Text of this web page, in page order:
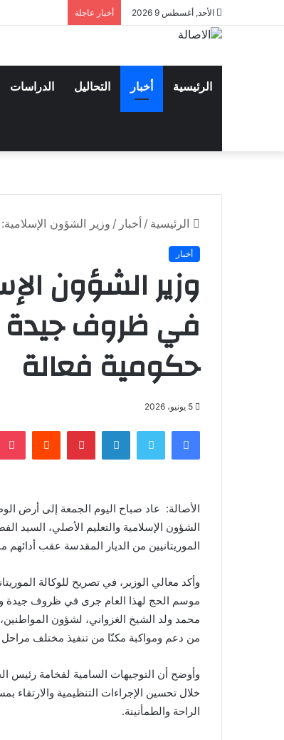
الأحد, أغسطس 9 2026 أخبار عاجلة
الرئيسية أخبار التحاليل الدراسات
الرئيسية / أخبار / وزير الشؤون
أخبار
وزير الشؤون
في ظروف جيدة
حكومية فعالة
5 يونيو، 2026
فيسبوك لينكدإن بينتيريست
الأصالة: عاد صباح اليوم الجمعة إلى أرض
الشؤون الإسلامية والتعليم الأصلي، السيد
الموريتانيين من الديار المقدسة عقب أدائهم مناسك
وأكد معالي الوزير، في تصريح للوكالة
موسم الحج لهذا العام جرى في ظروف جيدة
محمد ولد الشيخ الغزواني، لشؤون المواطنين،
من دعم ومواكبة مكنّا من تنفيذ مختلف
وأوضح أن التوجيهات السامية لفخامة رئيس
خلال تحسين الإجراءات التنظيمية
الراحة والطمأنينة.